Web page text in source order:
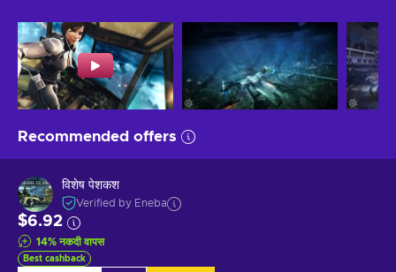
Recommended offers
विशेष पेशकश
Verified by Eneba
$6.92
14% नकदी वापस
Best cashback